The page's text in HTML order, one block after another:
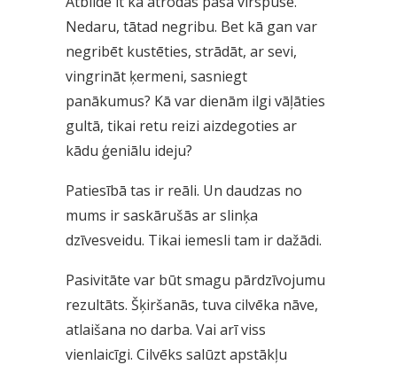
Nedaru, tātad negribu. Bet kā gan var
negribēt kustēties, strādāt, ar sevi,
vingrināt ķermeni, sasniegt
panākumus? Kā var dienām ilgi vāļāties
gultā, tikai retu reizi aizdegoties ar
kādu ģeniālu ideju?
Patiesībā tas ir reāli. Un daudzas no
mums ir saskārušās ar slinķa
dzīvesveidu. Tikai iemesli tam ir dažādi.
Pasivitāte var būt smagu pārdzīvojumu
rezultāts. Šķiršanās, tuva cilvēka nāve,
atlaišana no darba. Vai arī viss
vienlaicīgi. Cilvēks salūzt apstākļu